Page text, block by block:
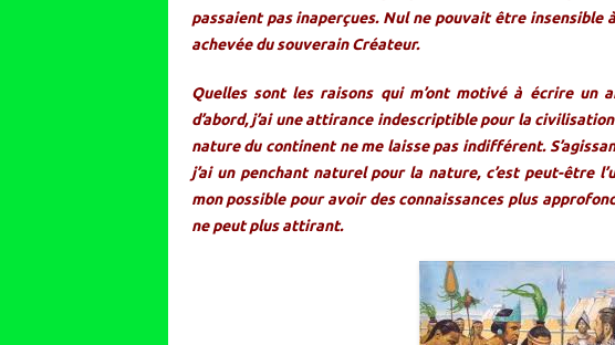
passaient pas inaperçues. Nul ne pouvait être insensible
achevée du souverain Créateur.
Quelles sont les raisons qui m’ont motivé à écrire un
d’abord, j’ai une attirance indescriptible pour la
nature du continent ne me laisse pas indifférent.
j’ai un penchant naturel pour la nature, c’est peut-être
mon possible pour avoir des connaissances plus
ne peut plus attirant.